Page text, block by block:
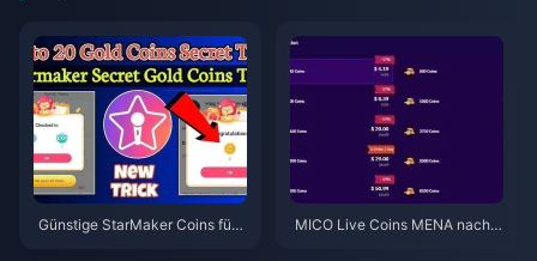
Günstige StarMaker Coins für
MICO Live Coins MENA nach v